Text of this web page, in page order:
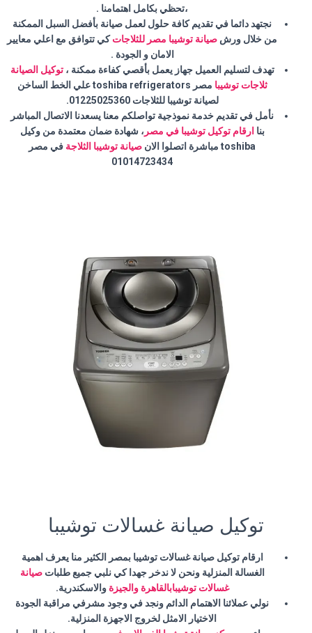
،تحظي بكامل اهتمامنا .
نجتهد دائما في تقديم كافة حلول لعمل صيانة بأفضل السبل الممكنة
من خلال ورش صيانة توشيبا مصر للثلاجاتكي تتوافق مع اعلي معايير
الامان و الجودة .
تهدف لتسليم العميل جهاز يعمل بأقصي كفاءة ممكنة ،توكيل الصيانة
ثلاجات توشيبا
مصر toshiba refrigerators علي الخط الساخن
لصيانة توشيبا للثلاجات 01225025360.
نأمل في تقديم خدمة نموذجية تواصلكم معنا يسعدنا الاتصال المباشر
بنا ارقام توكيل توشيبا في مصر ، شهادة ضمان معتمدة من وكيل
toshiba مباشرة اتصلوا الان
صيانة توشيبا الثلاجة في مصر
01014723434
توكيل صيانة غسالات توشيبا
ارقام توكيل صيانة غسالات توشيبا بمصر الكثير منا يعرف اهمية
الغسالة المنزلية ونحن لا ندخر جهدا كي نلبي جميع طلباتصيانة
غسالات توشيبابالقاهرة والجيزة والاسكندرية.
نولي عملائنا الاهتمام الدائم ونجد في وجود مشرفي مراقبة الجودة
الاختيار الامثل لخروج الاجهزة المنزلية.